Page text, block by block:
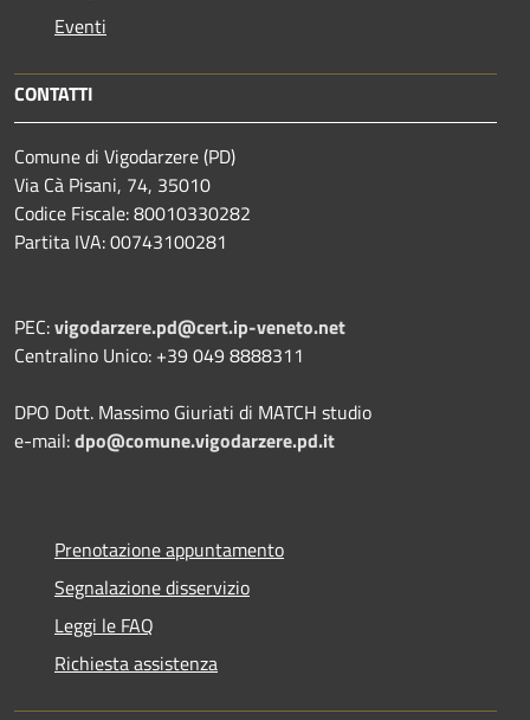
Eventi
CONTATTI
Comune di Vigodarzere (PD)
Via Cà Pisani, 74, 35010
Codice Fiscale: 80010330282
Partita IVA: 00743100281
PEC:vigodarzere.pd@cert.ip-veneto.net
Centralino Unico: +39 049 8888311
DPO Dott. Massimo Giuriati di MATCH studio
e-mail:dpo@comune.vigodarzere.pd.it
Prenotazione appuntamento
Segnalazione disservizio
Leggi le FAQ
Richiesta assistenza